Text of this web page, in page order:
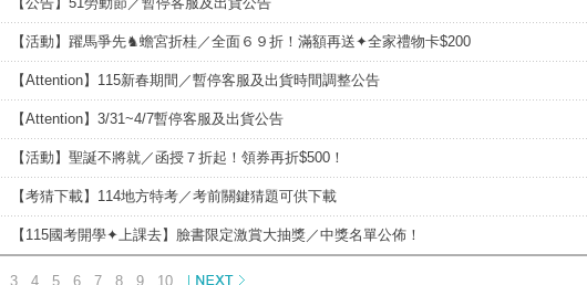
【活動】躍馬爭先♞蟾宮折桂／全面６９折！滿額再送✦全家禮物卡$200
【Attention】115新春期間／暫停客服及出貨時間調整公告
【Attention】3/31~4/7暫停客服及出貨公告
【活動】聖誕不將就／函授７折起！領券再折$500！
【考猜下載】114地方特考／考前關鍵猜題可供下載
【115國考開學✦上課去】臉書限定激賞大抽獎／中獎名單公佈！
3 4 5 6 7 8 9 10